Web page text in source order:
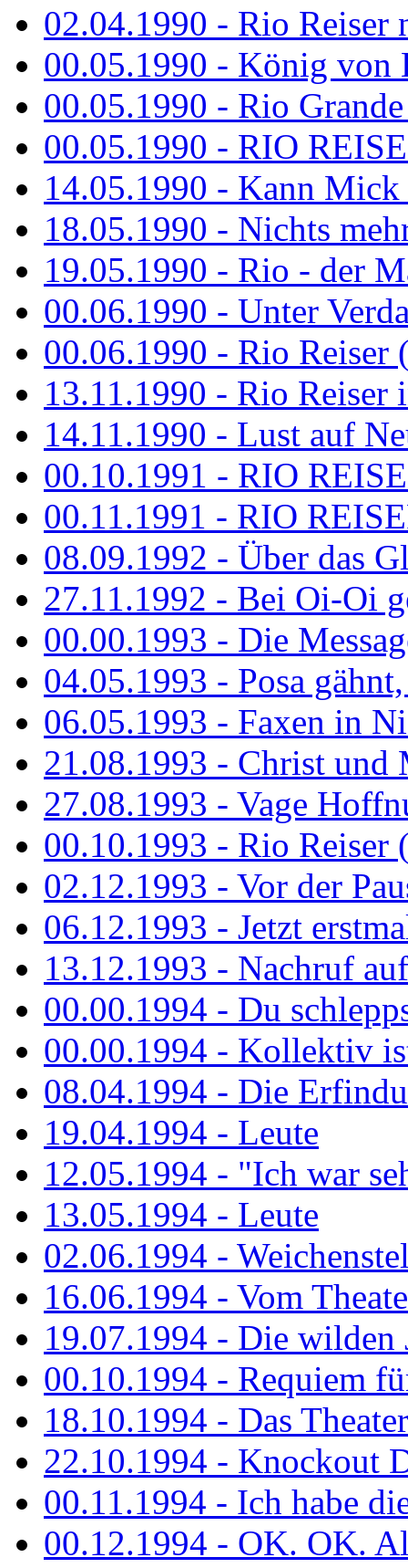
02.04.1990 - Rio
00.05.1990 - König von
00.05.1990 - Rio
00.05.1990 - RIO
14.05.1990 - Kann Mick
18.05.1990 - Nichts
19.05.1990 - Rio - der
00.06.1990 - Unter
00.06.1990 - Rio Reiser
13.11.1990 - Rio Reiser
14.11.1990 - Lust auf
00.10.1991 - RIO
00.11.1991 - RIO
08.09.1992 - Über das
27.11.1992 - Bei Oi-Oi
00.00.1993 - Die
04.05.1993 - Posa
06.05.1993 - Faxen in
21.08.1993 - Christ und
27.08.1993 - Vage
00.10.1993 - Rio Reiser
02.12.1993 - Vor der
06.12.1993 - Jetzt
13.12.1993 - Nachruf
00.00.1994 - Du
00.00.1994 - Kollektiv
08.04.1994 - Die
19.04.1994 - Leute
12.05.1994 - "Ich war
13.05.1994 - Leute
02.06.1994 -
16.06.1994 - Vom
19.07.1994 - Die wilden
00.10.1994 - Requiem
18.10.1994 - Das
22.10.1994 - Knockout
00.11.1994 - Ich habe
00.12.1994 - OK. OK.